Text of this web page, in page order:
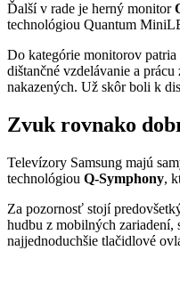
Ďalší v rade je herný monitor
technológiou Quantum
Do kategórie monitorov
dištančné vzdelávanie a
nakazených. Už skôr boli k
Zvuk rovnako
Televízory Samsung majú
technológiou Q-Symphony,
Za pozornosť stojí
hudbu z mobilných zariadení,
najjednoduchšie tlačidlové